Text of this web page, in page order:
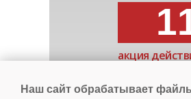
акция
Наш сайт обрабатывает